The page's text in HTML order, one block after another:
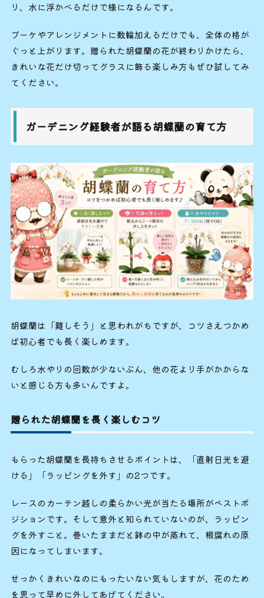
り、水に浮かべるだけで様になるんです。
ブーケやアレンジメントに数輪加えるだけでも、全体の格が
ぐっと上がります。贈られた胡蝶蘭の花が終わりかけたら、
きれいな花だけ切ってグラスに飾る楽しみ方もぜひ試してみ
てください。
ガーデニング経験者が語る胡蝶蘭の育て方
胡蝶蘭は「難しそう」と思われがちですが、コツさえつかめ
ば初心者でも長く楽しめます。
むしろ水やりの回数が少ないぶん、他の花より手がかからな
いと感じる方も多いんですよ。
贈られた胡蝶蘭を長く楽しむコツ
もらった胡蝶蘭を長持ちさせるポイントは、「直射日光を避
ける」「ラッピングを外す」の2つです。
レースのカーテン越しの柔らかい光が当たる場所がベストポ
ジションです。そして意外と知られていないのが、ラッピン
グを外すこと。巻いたままだと鉢の中が蒸れて、根腐れの原
因になってしまいます。
せっかくきれいなのにもったいない気もしますが、花のため
を思って早めに外してあげてください。